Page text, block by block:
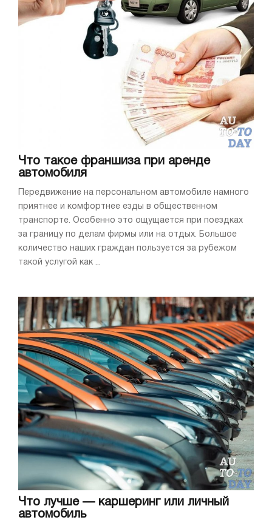
Что такое франшиза при аренде
автомобиля
Передвижение на персональном автомобиле намного
приятнее и комфортнее езды в общественном
транспорте. Особенно это ощущается при поездках
за границу по делам фирмы или на отдых. Большое
количество наших граждан пользуется за рубежом
такой услугой как ...
Что лучше — каршеринг или личный
автомобиль